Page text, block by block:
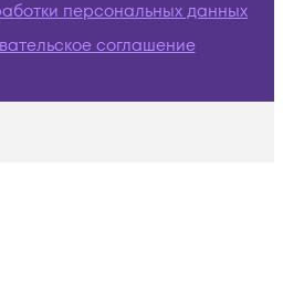
персональных данных
соглашение